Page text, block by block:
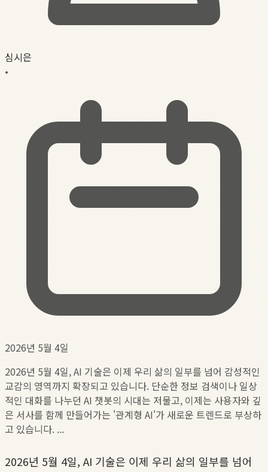
심시은
•
2026년 5월 4일
2026년 5월 4일, AI 기술은 이제 우리 삶의 일부를 넘어 감성적인
교감의 영역까지 확장되고 있습니다. 단순한 정보 검색이나 일상
적인 대화를 나누던 AI 챗봇의 시대는 저물고, 이제는 사용자와 깊
은 서사를 함께 만들어가는 '관계형 AI'가 새로운 트렌드로 부상하
고 있습니다. ...
2026년 5월 4일, AI 기술은 이제 우리 삶의 일부를 넘어